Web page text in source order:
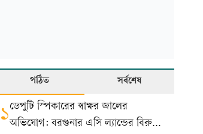
পঠিত সর্বশেষ
১ডেপুটি স্পিকারের স্বাক্ষর জালের
অভিযোগ: বরগুনার এসি ল্যান্ডের বিরুদ্ধে